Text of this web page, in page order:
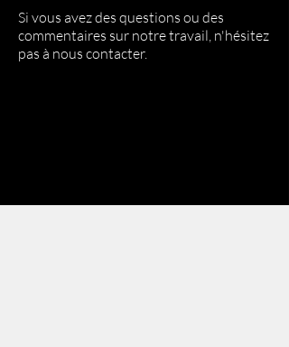
Si vous avez des questions ou des
commentaires sur notre travail, n'hésitez
pas à nous contacter.